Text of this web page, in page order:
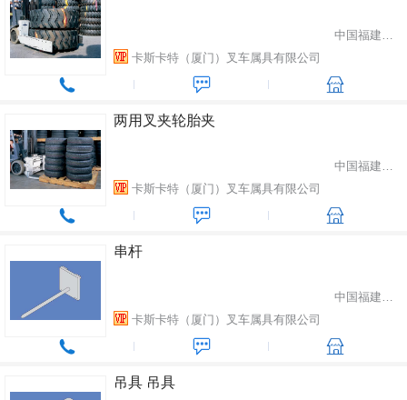
中国福建省厦门市
卡斯卡特（厦门）叉车属具有限公司
两用叉夹轮胎夹
中国福建省厦门市
卡斯卡特（厦门）叉车属具有限公司
串杆
中国福建省厦门市
卡斯卡特（厦门）叉车属具有限公司
吊具 吊具